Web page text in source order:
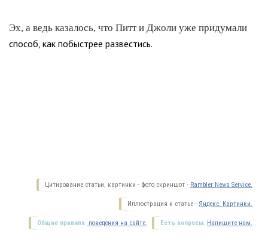
Эх, а ведь казалось, что Питт и Джоли уже придумали
способ, как побыстрее развестись.
Цитирование статьи, картинки - фото скриншот - Rambler News Service.
Иллюстрация к статье - Яндекс. Картинки.
Есть вопросы. Напишите нам.
Общие правила поведения на сайте.